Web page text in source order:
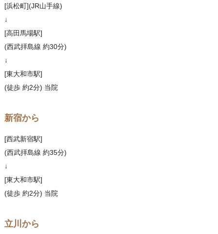
[浜松町](JR山手線)
↓
[高田馬場駅]
(西武拝島線 約30分)
↓
[東大和市駅]
(徒歩 約2分) 当院
新宿から
[西武新宿駅]
(西武拝島線 約35分)
↓
[東大和市駅]
(徒歩 約2分) 当院
立川から